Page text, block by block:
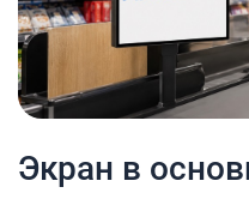
Экран в